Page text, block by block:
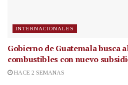
INTERNACIONALES
Gobierno de Guatemala busca
combustibles con nuevo
HACE 2 SEMANAS